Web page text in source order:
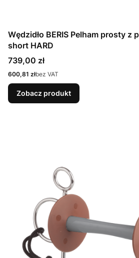
Wędzidło BERIS Pelham prosty z
short HARD
Cena
739,00 zł
Cena
600,81 złbez VAT
Zobacz produkt